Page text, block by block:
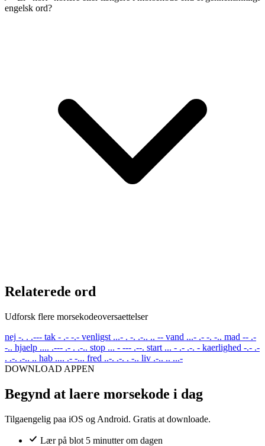
engelsk ord?
Relaterede ord
Udforsk flere morsekodeoversaettelser
nej -. . .--- tak - .- -.- venligst ...- . -. .-.. .. -- vand ...- .- -. -.. mad -- .-
-.. hjaelp .... .--- .- . .-.. stop ... - --- .--. start ... - .- .-. - kaerlighed -.- .-
. .-. .-.. .. hab .... .- -... fred ..-. .-. . -.. liv .-.. .. ...-
DOWNLOAD APPEN
Begynd at laere morsekode i dag
Tilgaengelig paa iOS og Android. Gratis at downloade.
Lær på blot 5 minutter om dagen